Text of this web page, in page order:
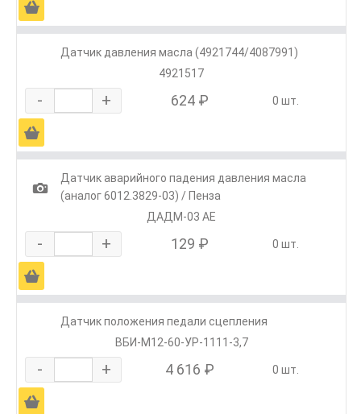
Ä
Датчик давления масла (4921744/4087991)
4921517
- + 624 ₽ 0 шт.
Ä
1
Датчик аварийного падения давления масла
(аналог 6012.3829-03) / Пенза
ДАДМ-03 АЕ
- + 129 ₽ 0 шт.
Ä
Датчик положения педали сцепления
ВБИ-М12-60-УР-1111-3,7
- + 4 616 ₽ 0 шт.
Ä